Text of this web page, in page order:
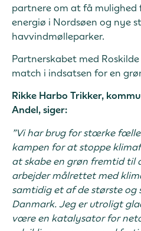
partnere om at få
energiø i Nordsøen og nye
havvindmølleparker.
Partnerskabet med
match i indsatsen for en
Rikke Harbo Trikker,
Andel, siger:
”Vi har brug for stærke
kampen for at stoppe
at skabe en grøn fremtid til
arbejder målrettet med
samtidig et af de største
Danmark. Jeg er utroligt
være en katalysator for